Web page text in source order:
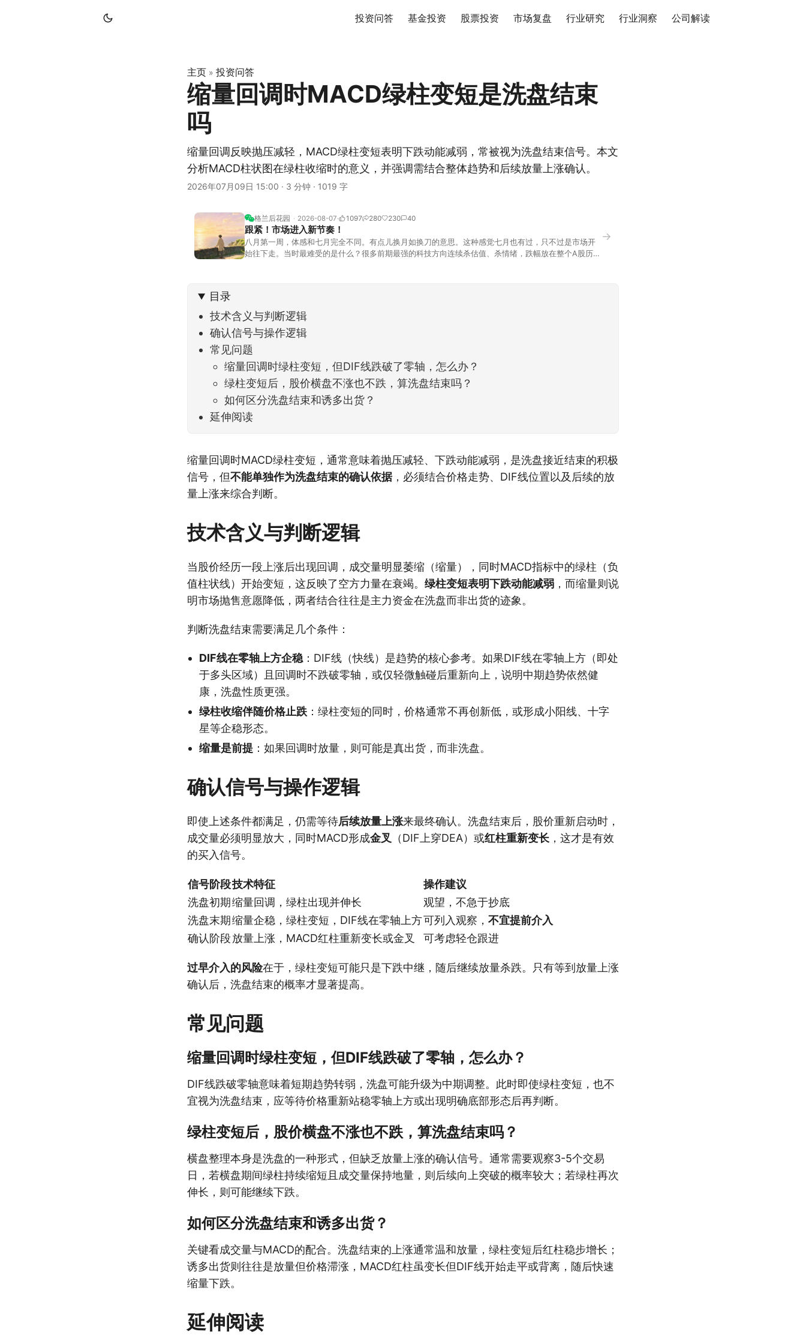
投资问答 基金投资 股票投资 市场复盘 行业研究 行业洞察 公司解读
主页 » 投资问答
缩量回调时MACD绿柱变短是洗盘结束
吗
缩量回调反映抛压减轻，MACD绿柱变短表明下跌动能减弱，常被视为洗盘结束信号。本文
分析MACD柱状图在绿柱收缩时的意义，并强调需结合整体趋势和后续放量上涨确认。
2026年07月09日 15:00 · 3 分钟 · 1019 字
格兰后花园 2026-08-07 1097 280 230 40
跟紧！市场进入新节奏！
八月第一周，体感和七月完全不同。有点儿换月如换刀的意思。这种感觉七月也有过，只不过是市场开
始往下走。当时最难受的是什么？很多前期最强的科技方向连续杀估值、杀情绪，跌幅放在整个A股历史
→
目录
技术含义与判断逻辑
确认信号与操作逻辑
常见问题
缩量回调时绿柱变短，但DIF线跌破了零轴，怎么办？
绿柱变短后，股价横盘不涨也不跌，算洗盘结束吗？
如何区分洗盘结束和诱多出货？
延伸阅读
缩量回调时MACD绿柱变短，通常意味着抛压减轻、下跌动能减弱，是洗盘接近结束的积极
信号，但不能单独作为洗盘结束的确认依据，必须结合价格走势、DIF线位置以及后续的放
量上涨来综合判断。
技术含义与判断逻辑
当股价经历一段上涨后出现回调，成交量明显萎缩（缩量），同时MACD指标中的绿柱（负
值柱状线）开始变短，这反映了空方力量在衰竭。 绿柱变短表明下跌动能减弱 ，而缩量则说
明市场抛售意愿降低，两者结合往往是主力资金在洗盘而非出货的迹象。
判断洗盘结束需要满足几个条件：
DIF线在零轴上方企稳 ：DIF线（快线）是趋势的核心参考。如果DIF线在零轴上方（即处
于多头区域）且回调时不跌破零轴，或仅轻微触碰后重新向上，说明中期趋势依然健
康，洗盘性质更强。
绿柱收缩伴随价格止跌 ：绿柱变短的同时，价格通常不再创新低，或形成小阳线、十字
星等企稳形态。
缩量是前提 ：如果回调时放量，则可能是真出货，而非洗盘。
确认信号与操作逻辑
即使上述条件都满足，仍需等待后续放量上涨来最终确认。洗盘结束后，股价重新启动时，
成交量必须明显放大，同时MACD形成金叉 （DIF上穿DEA）或红柱重新变长 ，这才是有效
的买入信号。
信号阶段技术特征
操作建议
洗盘初期缩量回调，绿柱出现并伸长
观望，不急于抄底
洗盘末期缩量企稳，绿柱变短，DIF线在零轴上方可列入观察， 不宜提前介入
确认阶段放量上涨，MACD红柱重新变长或金叉 可考虑轻仓跟进
过早介入的风险在于，绿柱变短可能只是下跌中继，随后继续放量杀跌。只有等到放量上涨
确认后，洗盘结束的概率才显著提高。
常见问题
缩量回调时绿柱变短，但DIF线跌破了零轴，怎么办？
DIF线跌破零轴意味着短期趋势转弱，洗盘可能升级为中期调整。此时即使绿柱变短，也不
宜视为洗盘结束，应等待价格重新站稳零轴上方或出现明确底部形态后再判断。
绿柱变短后，股价横盘不涨也不跌，算洗盘结束吗？
横盘整理本身是洗盘的一种形式，但缺乏放量上涨的确认信号。通常需要观察3-5个交易
日，若横盘期间绿柱持续缩短且成交量保持地量，则后续向上突破的概率较大；若绿柱再次
伸长，则可能继续下跌。
如何区分洗盘结束和诱多出货？
关键看成交量与MACD的配合。洗盘结束的上涨通常温和放量，绿柱变短后红柱稳步增长；
诱多出货则往往是放量但价格滞涨，MACD红柱虽变长但DIF线开始走平或背离，随后快速
缩量下跌。
延伸阅读